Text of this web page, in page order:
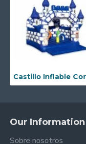
Our Information
Sobre nosotros